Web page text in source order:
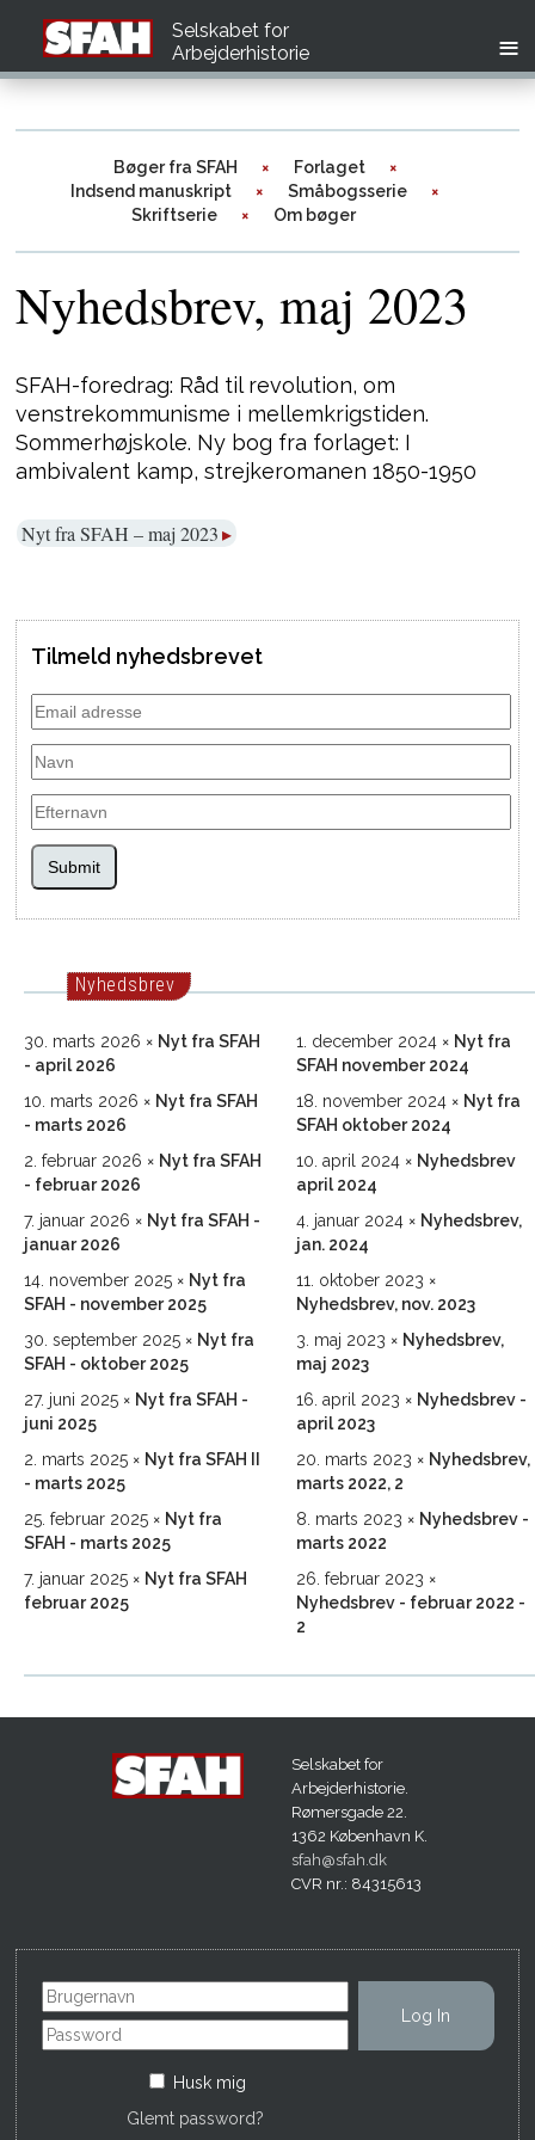
Selskabet for
Arbejderhistorie
Bøger fra SFAH
Forlaget
Indsend manuskript
Småbogsserie
Skriftserie
Om bøger
Nyhedsbrev, maj 2023
SFAH-foredrag: Råd til revolution, om
venstrekommunisme i mellemkrigstiden.
Sommerhøjskole. Ny bog fra forlaget: I
ambivalent kamp, strejkeromanen 1850-1950
Nyt fra SFAH – maj 2023
Tilmeld nyhedsbrevet
Submit
Nyhedsbrev
30. marts 2026
Nyt fra SFAH
- april 2026
10. marts 2026
Nyt fra SFAH
- marts 2026
2. februar 2026
Nyt fra SFAH
- februar 2026
7. januar 2026
Nyt fra SFAH -
januar 2026
14. november 2025
Nyt fra
SFAH - november 2025
30. september 2025
Nyt fra
SFAH - oktober 2025
27. juni 2025
Nyt fra SFAH -
juni 2025
2. marts 2025
Nyt fra SFAH II
- marts 2025
25. februar 2025
Nyt fra
SFAH - marts 2025
7. januar 2025
Nyt fra SFAH
februar 2025
1. december 2024
Nyt fra
SFAH november 2024
18. november 2024
Nyt fra
SFAH oktober 2024
10. april 2024
Nyhedsbrev
april 2024
4. januar 2024
Nyhedsbrev,
jan. 2024
11. oktober 2023
Nyhedsbrev, nov. 2023
3. maj 2023
Nyhedsbrev,
maj 2023
16. april 2023
Nyhedsbrev -
april 2023
20. marts 2023
Nyhedsbrev,
marts 2022, 2
8. marts 2023
Nyhedsbrev -
marts 2022
26. februar 2023
Nyhedsbrev - februar 2022 -
2
Selskabet for
Arbejderhistorie.
Rømersgade 22.
1362 København K.
sfah@sfah.dk
CVR nr.: 84315613
Husk mig
Glemt password?